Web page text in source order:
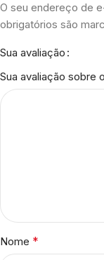
O seu endereço de
obrigatórios são
Sua avaliação
Sua avaliação sobre
Nome *